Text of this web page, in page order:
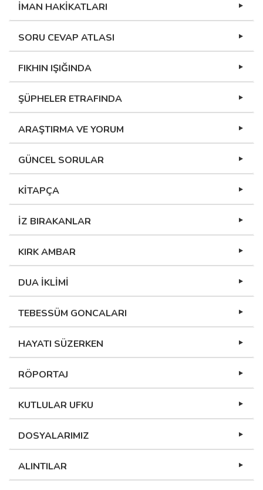
İMAN HAKİKATLARI
SORU CEVAP ATLASI
FIKHIN IŞIĞINDA
ŞÜPHELER ETRAFINDA
ARAŞTIRMA VE YORUM
GÜNCEL SORULAR
KİTAPÇA
İZ BIRAKANLAR
KIRK AMBAR
DUA İKLİMİ
TEBESSÜM GONCALARI
HAYATI SÜZERKEN
RÖPORTAJ
KUTLULAR UFKU
DOSYALARIMIZ
ALINTILAR